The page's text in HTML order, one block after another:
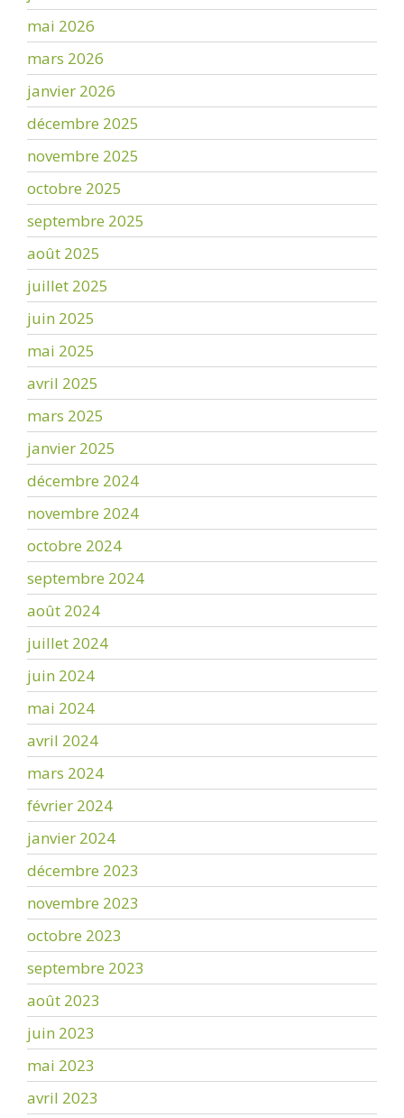
mai 2026
mars 2026
janvier 2026
décembre 2025
novembre 2025
octobre 2025
septembre 2025
août 2025
juillet 2025
juin 2025
mai 2025
avril 2025
mars 2025
janvier 2025
décembre 2024
novembre 2024
octobre 2024
septembre 2024
août 2024
juillet 2024
juin 2024
mai 2024
avril 2024
mars 2024
février 2024
janvier 2024
décembre 2023
novembre 2023
octobre 2023
septembre 2023
août 2023
juin 2023
mai 2023
avril 2023